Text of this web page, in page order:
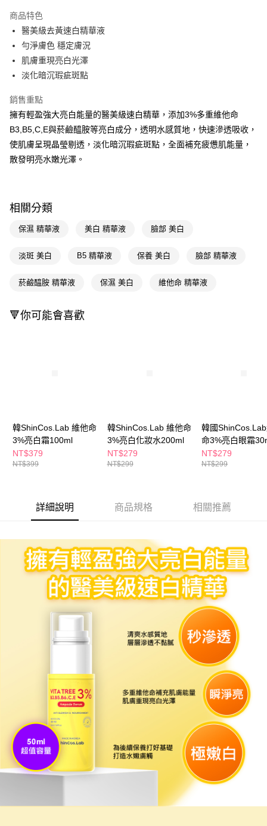
LINE Pay
Apple Pay
街口支付
悠遊付
Google Pay
【關於「AFTEE先享後付」】
２．便利：只要手機號碼，簡訊認證，即可結帳。
１．於結帳方式選擇「AFTEE先享後付」後，將跳轉至「AFTEE先享後付」
３．收到繳費通知簡訊後14天內，點擊此簡訊中的連結，可透過四大超商／
購買商品的店家。未經商家同意取消之訂單仍視為有效，需透過AFTEE先享
２．關於個人資料處理事宜，請瀏覽以下網址：
https://aftee.tw/terms/#terms3
３．未成年的使用者請事先徵得法定代理人或監護人之同意方可使用
「AFTEE先享後付」，若未經同意申辦者引起之損失，本公司不負相關責
任。
５．嚴禁一人註冊多個帳號或使用他人資訊註冊。若發現惡意使用之情形，
恩沛科技股份有限公司將有權停止該用戶之使用額度並採取法律行動。
運送方式
全家取貨付款
付款後全家取貨
每筆NT$65，滿NT$390(含以上)免運費
每筆NT$65，滿NT$490(含以上)免運費
每筆NT$65，滿NT$490(含以上)免運費
宅配(本島)
每筆NT$100，滿NT$790(含以上)免運費
每筆NT$80，滿NT$290(含以上)免運費
商品特色
醫美級去黃速白精華液
勻淨膚色 穩定膚況
肌膚重現亮白光澤
淡化暗沉瑕疵斑點
銷售重點
擁有輕盈強大亮白能量的醫美級速白精華，添加3%多重維他命
B3,B5,C,E與菸鹼醯胺等亮白成分，透明水感質地，快速滲透吸收，
使肌膚呈現晶瑩剔透，淡化暗沉瑕疵斑點，全面補充疲憊肌能量，
散發明亮水嫩光澤。
相關分類
保濕 精華液 美白 精華液 臉部 美白
淡斑 美白 B5 精華液 保養 美白 臉部 精華液
菸鹼醯胺 精華液 保濕 美白 維他命 精華液
🔻你可能會喜歡
韓ShinCos.Lab 維他命
3%亮白霜100ml
NT$379
NT$399
韓ShinCos.Lab 維他命
3%亮白化妝水200ml
NT$279
NT$299
韓國
命3%亮白眼霜
NT$279
NT$299
詳細說明 商品規格 相關推薦